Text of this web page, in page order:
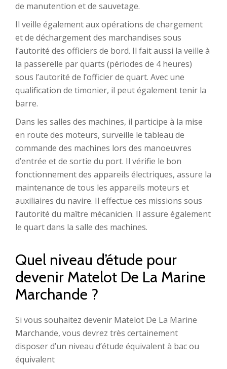
de manutention et de sauvetage.
Il veille également aux opérations de chargement
et de déchargement des marchandises sous
l’autorité des officiers de bord. Il fait aussi la veille à
la passerelle par quarts (périodes de 4 heures)
sous l’autorité de l’officier de quart. Avec une
qualification de timonier, il peut également tenir la
barre.
Dans les salles des machines, il participe à la mise
en route des moteurs, surveille le tableau de
commande des machines lors des manoeuvres
d’entrée et de sortie du port. Il vérifie le bon
fonctionnement des appareils électriques, assure la
maintenance de tous les appareils moteurs et
auxiliaires du navire. Il effectue ces missions sous
l’autorité du maître mécanicien. Il assure également
le quart dans la salle des machines.
Quel niveau d’étude pour
devenir Matelot De La Marine
Marchande ?
Si vous souhaitez devenir Matelot De La Marine
Marchande, vous devrez très certainement
disposer d’un niveau d’étude équivalent à bac ou
équivalent